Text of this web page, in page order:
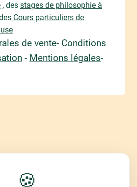
, des stages de philosophie à
Cours particuliers de
de vente- Conditions
- Mentions légales-
🍪